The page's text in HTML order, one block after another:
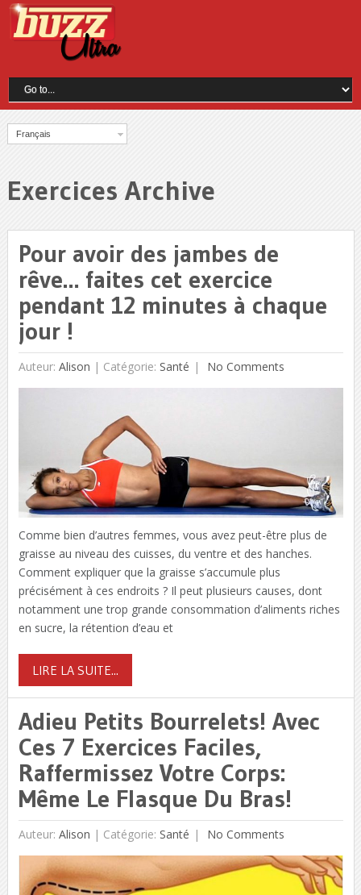
Français
Exercices Archive
Pour avoir des jambes de
rêve… faites cet exercice
pendant 12 minutes à chaque
jour !
Auteur: Alison | Catégorie: Santé No Comments
Comme bien d’autres femmes, vous avez peut-être plus de
graisse au niveau des cuisses, du ventre et des hanches.
Comment expliquer que la graisse s’accumule plus
précisément à ces endroits ? Il peut plusieurs causes, dont
notamment une trop grande consommation d’aliments riches
en sucre, la rétention d’eau et
LIRE LA SUITE...
Adieu Petits Bourrelets! Avec
Ces 7 Exercices Faciles,
Raffermissez Votre Corps:
Même Le Flasque Du Bras!
Auteur: Alison | Catégorie: Santé No Comments